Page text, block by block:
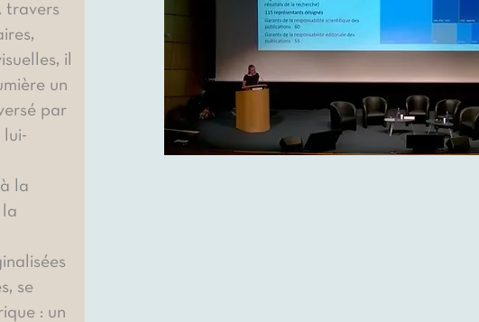
travers
il
un
par
lui-
la
la
se
: un